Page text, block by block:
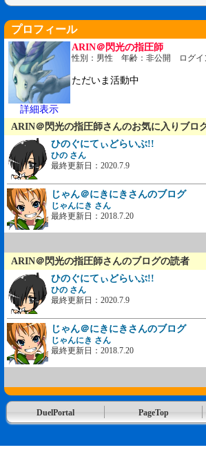
プロフィール
詳細表示
ARIN＠閃光の指圧師
性別：男性 年齢：非公開 ログイ
ただいま活動中
ARIN＠閃光の指圧師さんのお気に入りブロ
ひのぐにてぃどらいぶ!!
ひの さん
最終更新日：2020.7.9
じゃん＠にきにきさんのブログ
じゃんにき さん
最終更新日：2018.7.20
ARIN＠閃光の指圧師さんのブログの読者
ひのぐにてぃどらいぶ!!
ひの さん
最終更新日：2020.7.9
じゃん＠にきにきさんのブログ
じゃんにき さん
最終更新日：2018.7.20
DuelPortal PageTop